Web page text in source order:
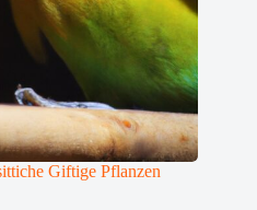
Giftige Pflanzen